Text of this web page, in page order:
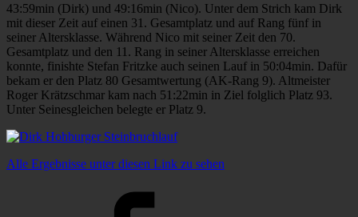
43:59min (Dirk) und 49:16min (Nico). Unter dem Strich kam Dirk
mit dieser Zeit auf einen 31. Gesamtplatz und auf Rang fünf in
seiner Altersklasse. Während Nico mit seiner Zeit den 70.
Gesamtplatz und den 11. Rang in seiner Altersklasse erreichen
konnte, finishte Stefan Fritzke auch seinen Lauf in 50:04min. Dafür
bekam er den Platz 80 Gesamtwertung (AK-Rang 9). Altmeister
Roger Krätzschmar kam nach 51:22min in Ziel folglich Platz 93.
Unter Seinesgleichen belegte er Platz 9.
Alle Ergebnisse unter diesen Link zu sehen